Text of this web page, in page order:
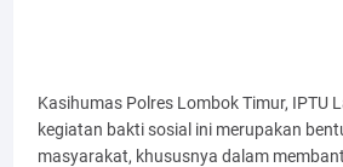
Kasihumas Polres Lombok Timur, IPTU
kegiatan bakti sosial ini merupakan
masyarakat, khususnya dalam